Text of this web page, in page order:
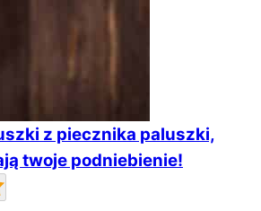
z piecznika paluszki,
twoje podniebienie!